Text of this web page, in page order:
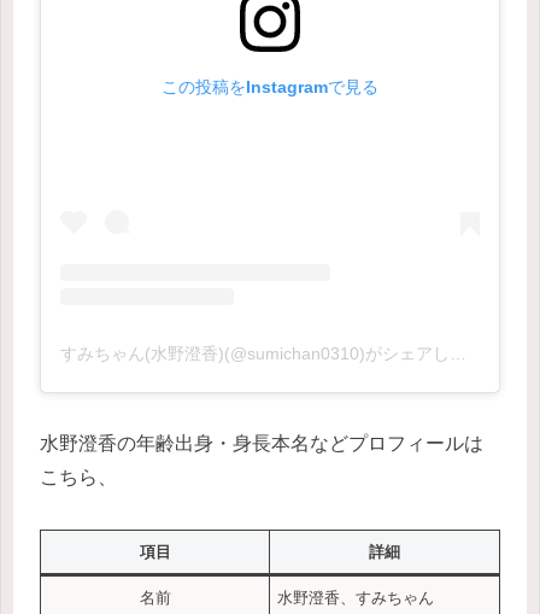
この投稿をInstagramで見る
水野澄香の年齢出身・身長本名などプロフィールは
こちら、
項目 詳細
名前 水野澄香、すみちゃん